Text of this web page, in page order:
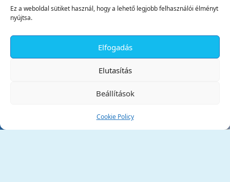
Ez a weboldal sütiket használ, hogy a lehető legjobb felhasználói élményt
nyújtsa.
Elfogadás
Elutasítás
Beállítások
Cookie Policy
Tata Város Önkormányzata
✕